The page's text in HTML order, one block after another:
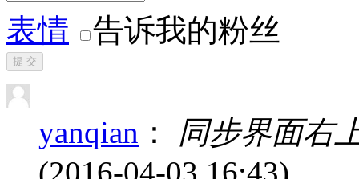
表情 告诉我的粉丝
提 交
yanqian ：
同步界面右
(2016-04-03 16:43)